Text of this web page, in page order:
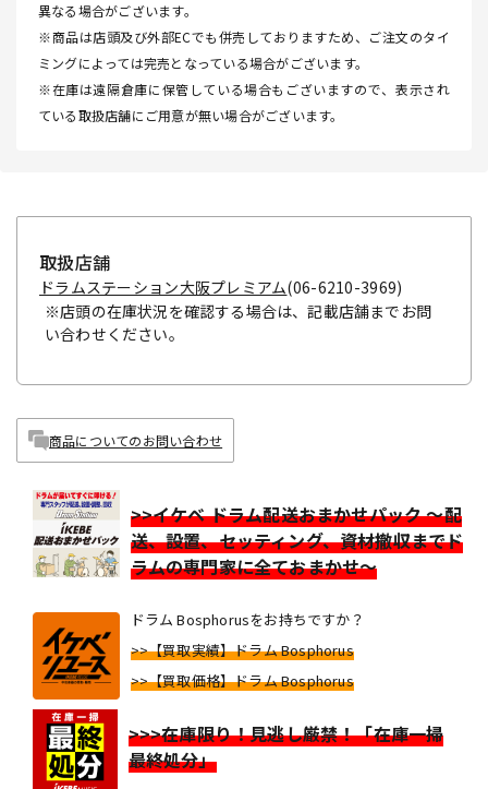
異なる場合がございます。
※商品は店頭及び外部ECでも併売しておりますため、ご注文のタイ
ミングによっては完売となっている場合がございます。
※在庫は遠隔倉庫に保管している場合もございますので、表示され
ている取扱店舗にご用意が無い場合がございます。
取扱店舗
ドラムステーション大阪プレミアム(06-6210-3969)
※店頭の在庫状況を確認する場合は、記載店舗までお問
い合わせください。
商品についてのお問い合わせ
>>イケベ ドラム配送おまかせパック ～配
送、設置、セッティング、資材撤収までド
ラムの専門家に全ておまかせ～
ドラム Bosphorusをお持ちですか？
>>【買取実績】ドラム Bosphorus
>>【買取価格】ドラム Bosphorus
>>>在庫限り！見逃し厳禁！「在庫一掃
最終処分」